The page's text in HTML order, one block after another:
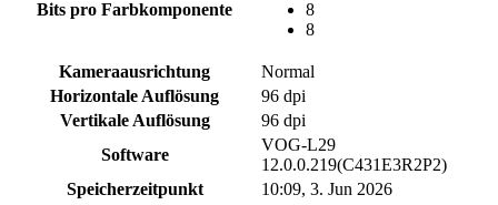
Bits pro Farbkomponente
8
8
Kameraausrichtung
Normal
Horizontale Auflösung
96 dpi
Vertikale Auflösung
96 dpi
Software
VOG-L29
12.0.0.219(C431E3R2P2)
Speicherzeitpunkt
10:09, 3. Jun 2026